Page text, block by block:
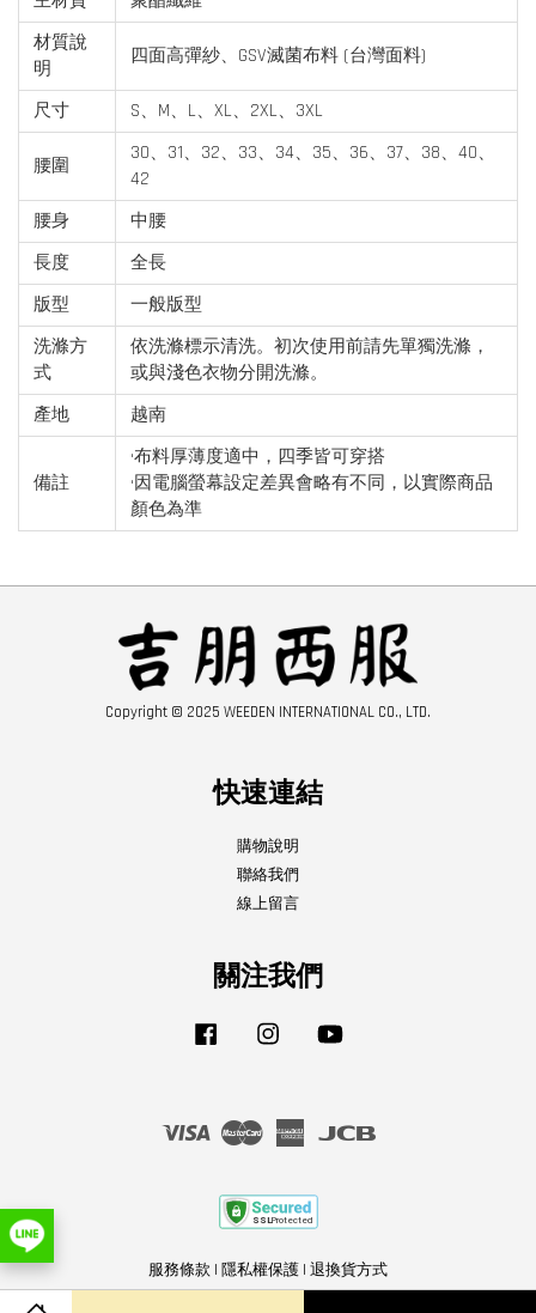
材質說
明
四面高彈紗、GSV滅菌布料 (台灣面料)
尺寸 S、M、L、XL、2XL、3XL
腰圍
30、31、32、33、34、35、36、37、38、40、
42
腰身
中腰
長度
全長
版型
一般版型
洗滌方
式
依洗滌標示清洗。初次使用前請先單獨洗滌，
或與淺色衣物分開洗滌。
產地
越南
備註
•布料厚薄度適中，四季皆可穿搭
•因電腦螢幕設定差異會略有不同，以實際商品
顏色為準
Copyright © 2025 WEEDEN INTERNATIONAL CO., LTD.
快速連結
購物說明
聯絡我們
線上留言
關注我們
Facebook Instagram
Visa Master
American
服務條款 | 隱私權保護 | 退換貨方式